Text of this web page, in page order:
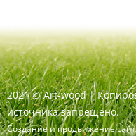
2021 ©Art-wood |
источника запрещено.
Создание и продвижение